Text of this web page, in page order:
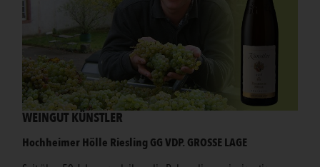
WEINGUT KÜNSTLER
Hochheimer Hölle Riesling GG VDP. GROSSE LAGE